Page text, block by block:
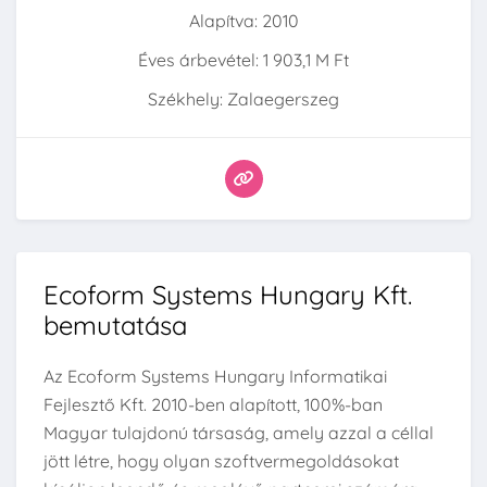
Alapítva: 2010
Éves árbevétel: 1 903,1 M Ft
Székhely: Zalaegerszeg
Ecoform Systems Hungary Kft.
bemutatása
Az Ecoform Systems Hungary Informatikai
Fejlesztő Kft. 2010-ben alapított, 100%-ban
Magyar tulajdonú társaság, amely azzal a céllal
jött létre, hogy olyan szoftvermegoldásokat